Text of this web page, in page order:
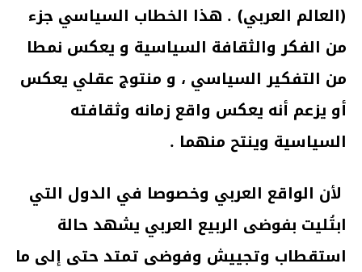
(العالم العربي) . هذا الخطاب السياسي جزء
من الفكر والثقافة السياسية و يعكس نمطا
من التفكير السياسي ، و منتوج عقلي يعكس
أو يزعم أنه يعكس واقع زمانه وثقافته
السياسية وينتح منهما .
لأن الواقع العربي وخصوصا في الدول التي
ابتُليت بفوضى الربيع العربي يشهد حالة
استقطاب وتجييش وفوضى تمتد حتى إلى ما